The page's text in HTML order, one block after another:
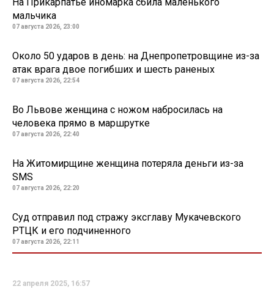
На Прикарпатье иномарка сбила маленького
мальчика
07 августа 2026, 23:00
Около 50 ударов в день: на Днепропетровщине из-за
атак врага двое погибших и шесть раненых
07 августа 2026, 22:54
Во Львове женщина с ножом набросилась на
человека прямо в маршрутке
07 августа 2026, 22:40
На Житомирщине женщина потеряла деньги из-за
SMS
07 августа 2026, 22:20
Суд отправил под стражу эксглаву Мукачевского
РТЦК и его подчиненного
07 августа 2026, 22:11
22 апреля 2025, 16:57